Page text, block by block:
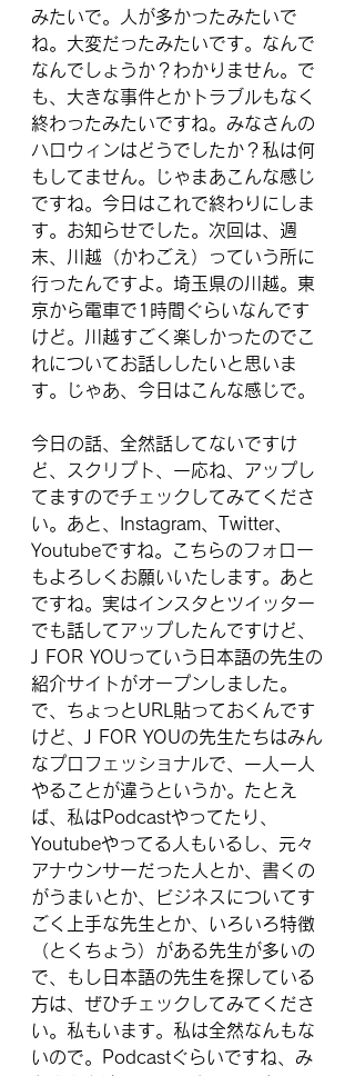
みたいで。人が多かったみたいで
ね。大変だったみたいです。なんで
なんでしょうか？わかりません。で
も、大きな事件とかトラブルもなく
終わったみたいですね。みなさんの
ハロウィンはどうでしたか？私は何
もしてません。じゃまあこんな感じ
ですね。今日はこれで終わりにしま
す。お知らせでした。次回は、週
末、川越（かわごえ）っていう所に
行ったんですよ。埼玉県の川越。東
京から電車で1時間ぐらいなんです
けど。川越すごく楽しかったのでこ
れについてお話ししたいと思いま
す。じゃあ、今日はこんな感じで。
今日の話、全然話してないですけ
ど、スクリプト、一応ね、アップし
てますのでチェックしてみてくださ
い。あと、Instagram、Twitter、
Youtubeですね。こちらのフォロー
もよろしくお願いいたします。あと
ですね。実はインスタとツイッター
でも話してアップしたんですけど、
J FOR YOUっていう日本語の先生の
紹介サイトがオープンしました。
で、ちょっとURL貼っておくんです
けど、J FOR YOUの先生たちはみん
なプロフェッショナルで、一人一人
やることが違うというか。たとえ
ば、私はPodcastやってたり、
Youtubeやってる人もいるし、元々
アナウンサーだった人とか、書くの
がうまいとか、ビジネスについてす
ごく上手な先生とか、いろいろ特徴
（とくちょう）がある先生が多いの
で、もし日本語の先生を探している
方は、ぜひチェックしてみてくださ
い。私もいます。私は全然なんもな
いので。Podcastぐらいですね、み